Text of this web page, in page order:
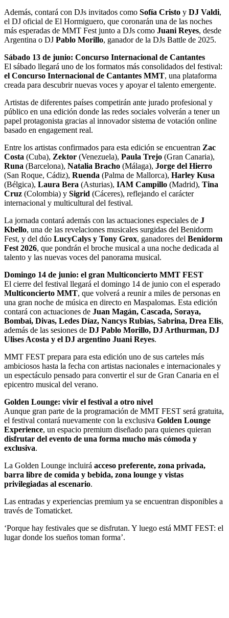
Además, contará con DJs invitados como Sofía Cristo y DJ Valdi,
el DJ oficial de El Hormiguero, que coronarán una de las noches
más esperadas de MMT Fest junto a DJs como Juani Reyes, desde
Argentina o DJ Pablo Morillo, ganador de la DJs Battle de 2025.
Sábado 13 de junio: Concurso Internacional de Cantantes
El sábado llegará uno de los formatos más consolidados del festival:
el Concurso Internacional de Cantantes MMT, una plataforma
creada para descubrir nuevas voces y apoyar el talento emergente.
Artistas de diferentes países competirán ante jurado profesional y
público en una edición donde las redes sociales volverán a tener un
papel protagonista gracias al innovador sistema de votación online
basado en engagement real.
Entre los artistas confirmados para esta edición se encuentran Zac
Costa (Cuba), Zektor (Venezuela), Paula Trejo (Gran Canaria),
Runa (Barcelona), Natalia Bracho (Málaga), Jorge del Hierro
(San Roque, Cádiz), Ruenda (Palma de Mallorca), Harley Kusa
(Bélgica), Laura Bera (Asturias), IAM Campillo (Madrid), Tina
Cruz (Colombia) y Sigrid (Cáceres), reflejando el carácter
internacional y multicultural del festival.
La jornada contará además con las actuaciones especiales de J
Kbello, una de las revelaciones musicales surgidas del Benidorm
Fest, y del dúo LucyCalys y Tony Grox, ganadores del Benidorm
Fest 2026, que pondrán el broche musical a una noche dedicada al
talento y las nuevas voces del panorama musical.
Domingo 14 de junio: el gran Multiconcierto MMT FEST
El cierre del festival llegará el domingo 14 de junio con el esperado
Multiconcierto MMT, que volverá a reunir a miles de personas en
una gran noche de música en directo en Maspalomas. Esta edición
contará con actuaciones de Juan Magán, Cascada, Soraya,
Bombai, Divas, Ledes Díaz, Nancys Rubias, Sabrina, Drea Elis,
además de las sesiones de DJ Pablo Morillo, DJ Arthurman, DJ
Ulises Acosta y el DJ argentino Juani Reyes.
MMT FEST prepara para esta edición uno de sus carteles más
ambiciosos hasta la fecha con artistas nacionales e internacionales y
un espectáculo pensado para convertir el sur de Gran Canaria en el
epicentro musical del verano.
Golden Lounge: vivir el festival a otro nivel
Aunque gran parte de la programación de MMT FEST será gratuita,
el festival contará nuevamente con la exclusiva Golden Lounge
Experience, un espacio premium diseñado para quienes quieran
disfrutar del evento de una forma mucho más cómoda y
exclusiva.
La Golden Lounge incluirá acceso preferente, zona privada,
barra libre de comida y bebida, zona lounge y vistas
privilegiadas al escenario.
Las entradas y experiencias premium ya se encuentran disponibles a
través de Tomaticket.
‘Porque hay festivales que se disfrutan. Y luego está MMT FEST: el
lugar donde los sueños toman forma’.